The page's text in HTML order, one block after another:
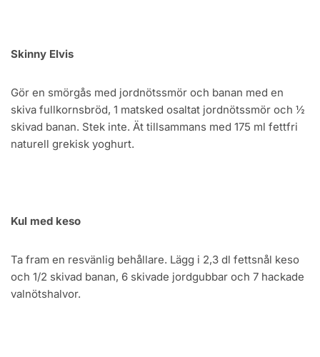
Skinny Elvis
Gör en smörgås med jordnötssmör och banan med en
skiva fullkornsbröd, 1 matsked osaltat jordnötssmör och ½
skivad banan. Stek inte. Ät tillsammans med 175 ml fettfri
naturell grekisk yoghurt.
Kul med keso
Ta fram en resvänlig behållare. Lägg i 2,3 dl fettsnål keso
och 1/2 skivad banan, 6 skivade jordgubbar och 7 hackade
valnötshalvor.